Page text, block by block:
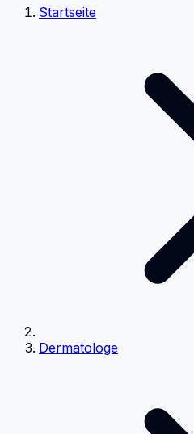
Startseite
Dermatologe